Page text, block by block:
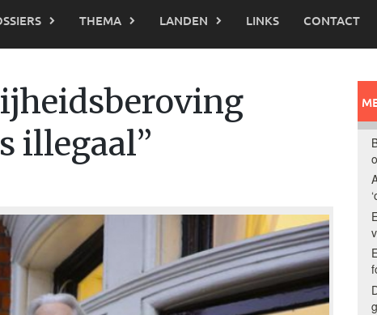
THEMA LANDEN LINKS CONTACT
illegaal”